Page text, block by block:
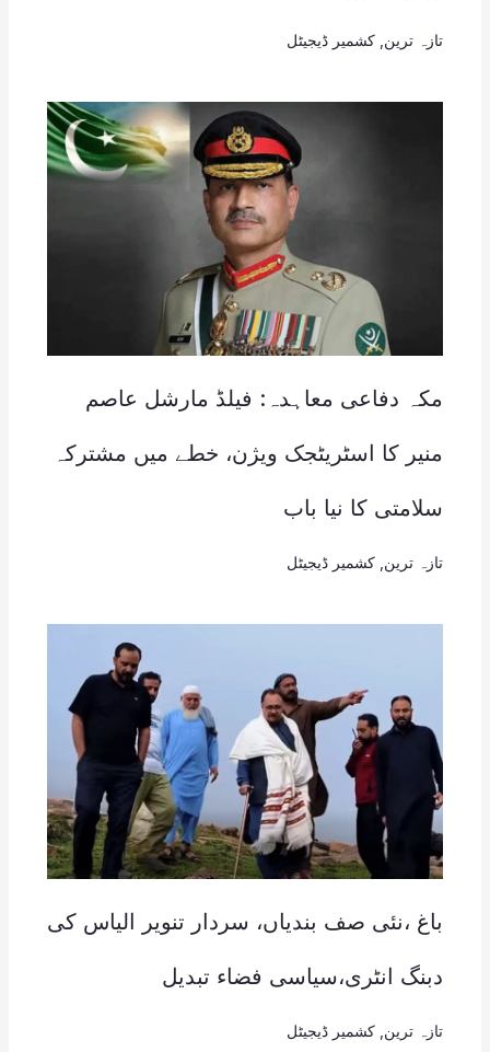
تازہ ترین کشمیر ڈیجیٹل
مکہ دفاعی معاہدہ: فیلڈ مارشل عاصم
منیر کا اسٹریٹجک ویژن، خطے میں مشترکہ
سلامتی کا نیا باب
تازہ ترین کشمیر ڈیجیٹل
باغ ،نئی صف بندیاں، سردار تنویر الیاس کی
دبنگ انٹری،سیاسی فضاء تبدیل
تازہ ترین کشمیر ڈیجیٹل